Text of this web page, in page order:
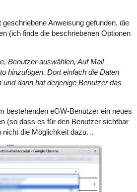
geschriebene Anweisung gefunden, die
(ich finde die beschriebenen Optionen
Benutzer auswählen, Auf Mail
hinzufügen. Dort einfach die Daten
dann hat derjenige Benutzer das
bestehenden eGW-Benutzer ein neues
(so dass es für den Benutzer sichtbar
nicht die Möglichkeit dazu…